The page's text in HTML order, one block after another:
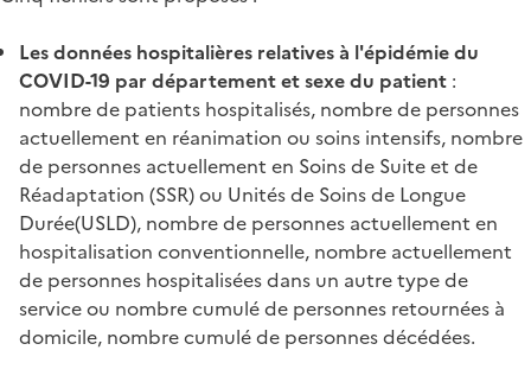
Les données hospitalières relatives à l'épidémie du
COVID-19 par département et sexe du patient :
nombre de patients hospitalisés, nombre de personnes
actuellement en réanimation ou soins intensifs, nombre
de personnes actuellement en Soins de Suite et de
Réadaptation (SSR) ou Unités de Soins de Longue
Durée(USLD), nombre de personnes actuellement en
hospitalisation conventionnelle, nombre actuellement
de personnes hospitalisées dans un autre type de
service ou nombre cumulé de personnes retournées à
domicile, nombre cumulé de personnes décédées.